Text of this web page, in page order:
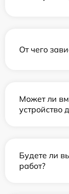
От чего
Может ли
устройство
Будете ли
работ?